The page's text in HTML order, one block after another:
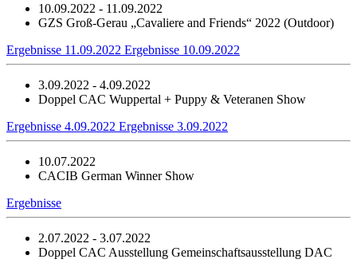
10.09.2022 - 11.09.2022
GZS Groß-Gerau „Cavaliere and Friends“ 2022 (Outdoor)
Ergebnisse 11.09.2022 Ergebnisse 10.09.2022
3.09.2022 - 4.09.2022
Doppel CAC Wuppertal + Puppy & Veteranen Show
Ergebnisse 4.09.2022 Ergebnisse 3.09.2022
10.07.2022
CACIB German Winner Show
Ergebnisse
2.07.2022 - 3.07.2022
Doppel CAC Ausstellung Gemeinschaftsausstellung DAC